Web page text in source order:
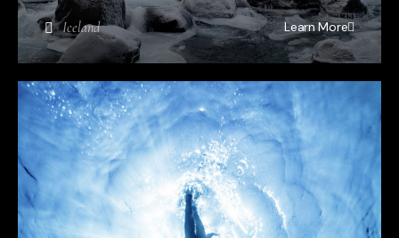
Iceland Learn More